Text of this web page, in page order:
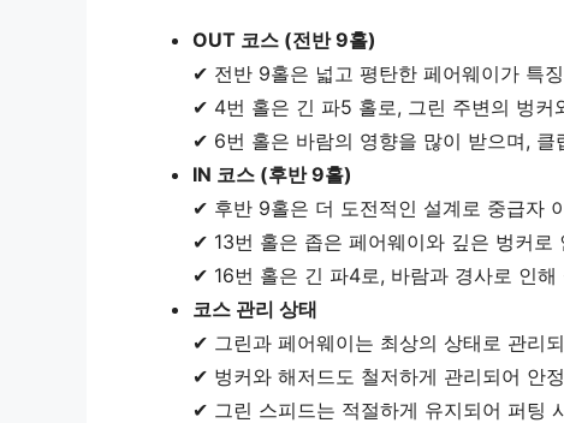
OUT 코스 (전반 9홀)
✔ 전반 9홀은 넓고 평탄한 페어웨이가 특
✔ 4번 홀은 긴 파5 홀로, 그린 주변의 벙커
✔ 6번 홀은 바람의 영향을 많이 받으며,
IN 코스 (후반 9홀)
✔ 후반 9홀은 더 도전적인 설계로 중급자
✔ 13번 홀은 좁은 페어웨이와 깊은 벙커로
✔ 16번 홀은 긴 파4로, 바람과 경사로 인
코스 관리 상태
✔ 그린과 페어웨이는 최상의 상태로 관리
✔ 벙커와 해저드도 철저하게 관리되어 안
✔ 그린 스피드는 적절하게 유지되어 퍼팅